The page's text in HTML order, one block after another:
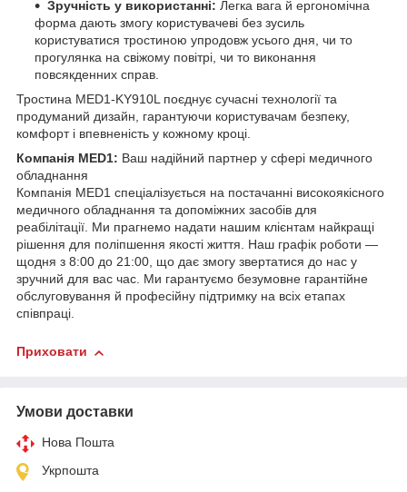
Зручність у використанні: Легка вага й ергономічна
форма дають змогу користувачеві без зусиль
користуватися тростиною упродовж усього дня, чи то
прогулянка на свіжому повітрі, чи то виконання
повсякденних справ.
Тростина MED1-KY910L поєднує сучасні технології та
продуманий дизайн, гарантуючи користувачам безпеку,
комфорт і впевненість у кожному кроці.
Компанія MED1: Ваш надійний партнер у сфері медичного
обладнання
Компанія MED1 спеціалізується на постачанні високоякісного
медичного обладнання та допоміжних засобів для
реабілітації. Ми прагнемо надати нашим клієнтам найкращі
рішення для поліпшення якості життя. Наш графік роботи —
щодня з 8:00 до 21:00, що дає змогу звертатися до нас у
зручний для вас час. Ми гарантуємо безумовне гарантійне
обслуговування й професійну підтримку на всіх етапах
співпраці.
Приховати
Умови доставки
Нова Пошта
Укрпошта